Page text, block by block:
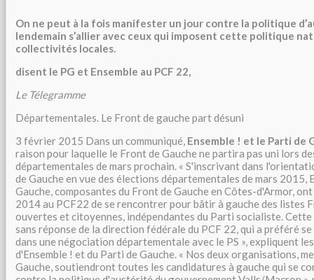
On ne peut à la fois manifester un jour contre la politique
lendemain s’allier avec ceux qui imposent cette politique
collectivités locales.
disent le PG et Ensemble au PCF 22,
Le Télegramme
Départementales. Le Front de gauche part désuni
3 février 2015 Dans un communiqué, Ensemble ! et le Parti de
raison pour laquelle le Front de Gauche ne partira pas uni lors
départementales de mars prochain. « S'inscrivant dans
de Gauche en vue des élections départementales de mars 2015,
Gauche, composantes du Front de Gauche en Côtes-d'Armor,
2014 au PCF22 de se rencontrer pour bâtir à gauche des listes
ouvertes et citoyennes, indépendantes du Parti socialiste.
sans réponse de la direction fédérale du PCF 22, qui a préféré
dans une négociation départementale avec le PS », expliquent
d'Ensemble ! et du Parti de Gauche. « Nos deux organisations,
Gauche, soutiendront toutes les candidatures à gauche qui se